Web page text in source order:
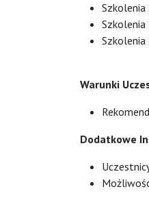
Szkolenia
Warunki
Dodatkowe